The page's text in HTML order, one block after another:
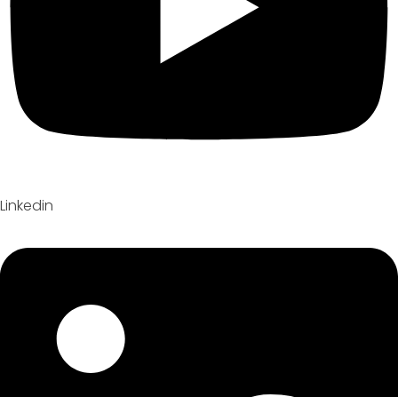
Linkedin